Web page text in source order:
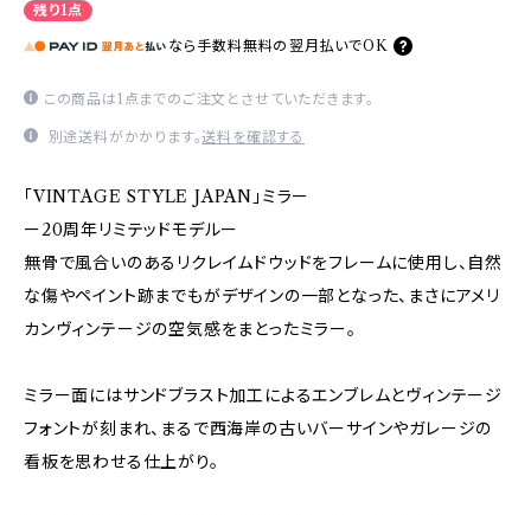
残り1点
なら 手数料無料の 翌月払いでOK
この商品は1点までのご注文とさせていただきます。
別途送料がかかります。送料を確認する
「VINTAGE STYLE JAPAN」ミラー
ー20周年リミテッドモデルー
無骨で風合いのあるリクレイムドウッドをフレームに使用し、自然
な傷やペイント跡までもがデザインの一部となった、まさにアメリ
カンヴィンテージの空気感をまとったミラー。
ミラー面にはサンドブラスト加工によるエンブレムとヴィンテージ
フォントが刻まれ、まるで西海岸の古いバーサインやガレージの
看板を思わせる仕上がり。